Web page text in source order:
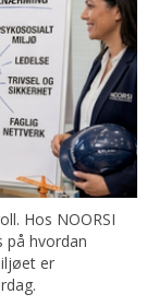
Hos NOORSI
på hvordan
er